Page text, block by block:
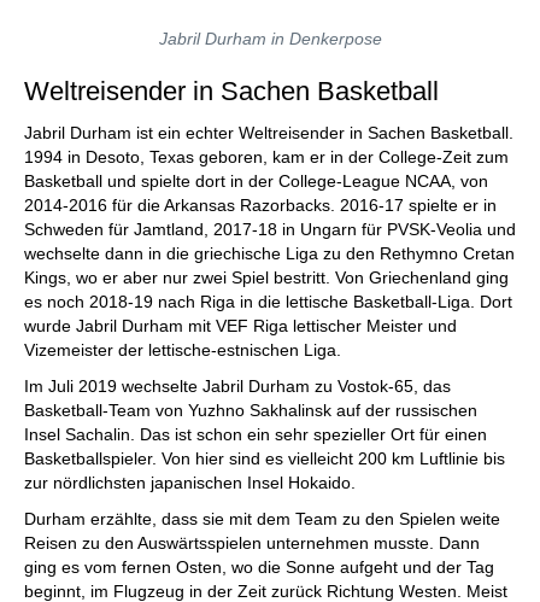
Jabril Durham in Denkerpose
Weltreisender in Sachen Basketball
Jabril Durham ist ein echter Weltreisender in Sachen Basketball.
1994 in Desoto, Texas geboren, kam er in der College-Zeit zum
Basketball und spielte dort in der College-League NCAA, von
2014-2016 für die Arkansas Razorbacks. 2016-17 spielte er in
Schweden für Jamtland, 2017-18 in Ungarn für PVSK-Veolia und
wechselte dann in die griechische Liga zu den Rethymno Cretan
Kings, wo er aber nur zwei Spiel bestritt. Von Griechenland ging
es noch 2018-19 nach Riga in die lettische Basketball-Liga. Dort
wurde Jabril Durham mit VEF Riga lettischer Meister und
Vizemeister der lettische-estnischen Liga.
Im Juli 2019 wechselte Jabril Durham zu Vostok-65, das
Basketball-Team von Yuzhno Sakhalinsk auf der russischen
Insel Sachalin. Das ist schon ein sehr spezieller Ort für einen
Basketballspieler. Von hier sind es vielleicht 200 km Luftlinie bis
zur nördlichsten japanischen Insel Hokaido.
Durham erzählte, dass sie mit dem Team zu den Spielen weite
Reisen zu den Auswärtsspielen unternehmen musste. Dann
ging es vom fernen Osten, wo die Sonne aufgeht und der Tag
beginnt, im Flugzeug in der Zeit zurück Richtung Westen. Meist